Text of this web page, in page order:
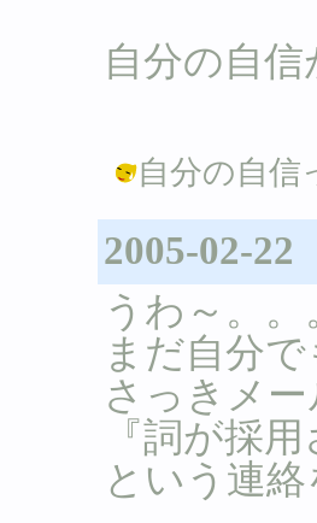
自分の自
自分の自信
2005-02-
うわ～。。
まだ自分
さっきメ
『詞が採
という連